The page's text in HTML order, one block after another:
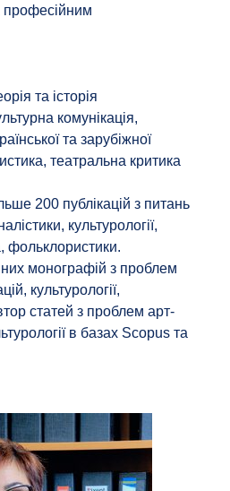
професійним
та історія
комунікація,
та зарубіжної
театральна критика
200 публікацій з питань
культурології,
фольклористики.
монографій з проблем
культурології,
статей з проблем арт-
в базах Scopus та